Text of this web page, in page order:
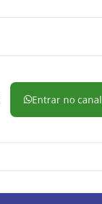
Entrar no canal